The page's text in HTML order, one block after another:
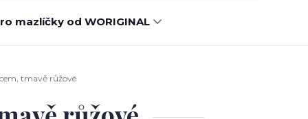
mazlíčky od WORIGINAL
tmavě růžové